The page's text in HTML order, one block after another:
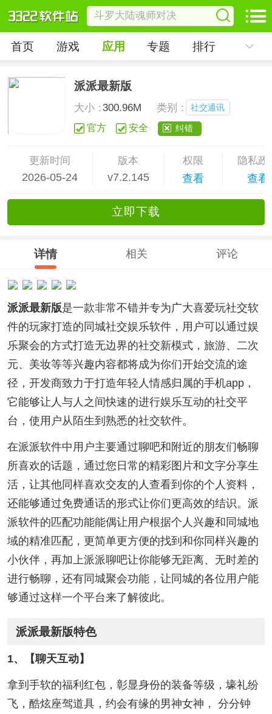
首页 游戏 应用 专题 排行
派派最新版
大小：300.96M 类别： 社交通讯
官方 安全 纠错
更新时间
2026-05-24
版本
v7.2.145
权限
查看
隐私政
查看
立即下载
详情 相关 评论
派派最新版是一款非常不错并专为广大喜爱玩社交软
件的玩家打造的同城社交娱乐软件，用户可以通过娱
乐聚会的方式打造无边界的社交新模式，旅游、二次
元、美妆等等兴趣内容都将成为你们开始交流的途
径，开发商致力于打造年轻人情感归属的手机app，
它能够让人与人之间快速的进行娱乐互动的社交平
台，使用户从陌生到熟悉的社交软件。
在派派软件中用户主要通过聊吧和附近的朋友们畅聊
所喜欢的话题，通过您日常的精彩图片和文字分享生
活，让其他同样喜欢交友的人查看到你的个人资料，
还能够通过免费通话的形式让你们更高效的结识。派
派软件的匹配功能能偶让用户根据个人兴趣和同城地
域的精准匹配，更简单更方便的找到和你同样兴趣的
小伙伴，再加上派派聊吧让你能够无距离、无时差的
进行畅聊，还有同城聚会功能，让同城的各位用户能
够通过这样一个平台来了解彼此。
派派最新版特色
1、【聊天互动】
拿到手软的福利红包，彰显身份的装备等级，壕礼纷
飞，酷炫座驾道具，约会有缘的男神女神， 分分钟